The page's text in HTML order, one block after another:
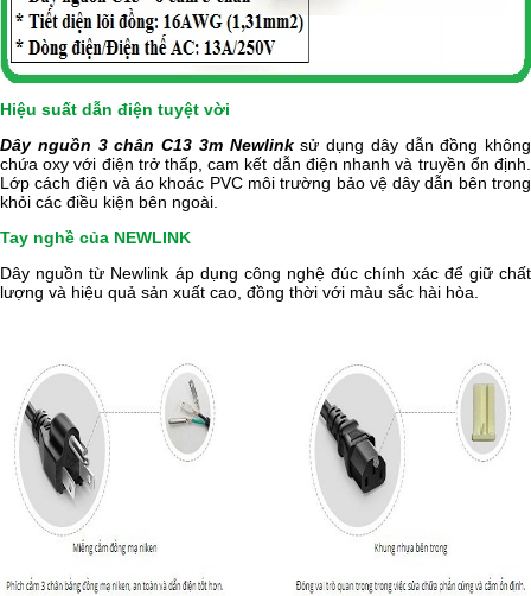
Hiệu suất dẫn điện tuyệt vời
Dây nguồn 3 chân C13 3m Newlinksử dụng dây dẫn đồng không
chứa oxy với điện trở thấp, cam kết dẫn điện nhanh và truyền ổn định.
Lớp cách điện và áo khoác PVC môi trường bảo vệ dây dẫn bên trong
khỏi các điều kiện bên ngoài.
Tay nghề của NEWLINK
Dây nguồn từ Newlink áp dụng công nghệ đúc chính xác để giữ chất
lượng và hiệu quả sản xuất cao, đồng thời với màu sắc hài hòa.